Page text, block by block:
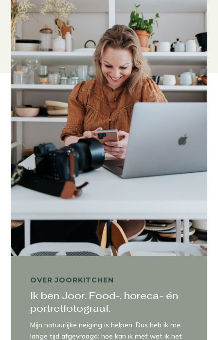
OVER JOORKITCHEN
Ik ben Joor. Food-, horeca- én
portretfotograaf.
Mijn natuurlijke neiging is helpen. Dus heb ik me
lange tijd afgevraagd: hoe kan ik met wat ik het